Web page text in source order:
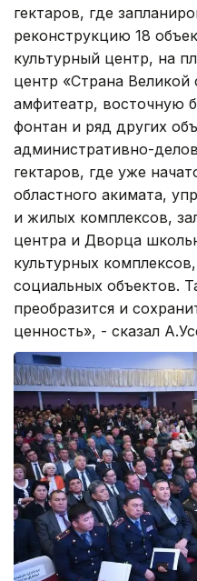
гектаров, где
реконструкцию 18
культурный центр, на
центр «Страна Великой
амфитеатр, восточную
фонтан и ряд других
административно-
гектаров, где уже
областного акимата,
и жилых комплексов,
центра и Дворца
культурных
социальных объектов.
преобразится и
ценность», - сказал